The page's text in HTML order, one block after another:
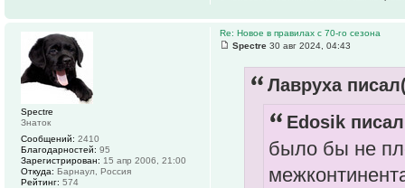
Re: Новое в правилах с 70-го сезона
Spectre 30 авг 2024, 04:43
Лавруха
Edosik
было бы не
Spectre
Знаток
Сообщений: 2410
Благодарностей: 95
Зарегистрирован: 15 апр 2006, 21:00
Откуда: Барнаул, Россия
Рейтинг: 574